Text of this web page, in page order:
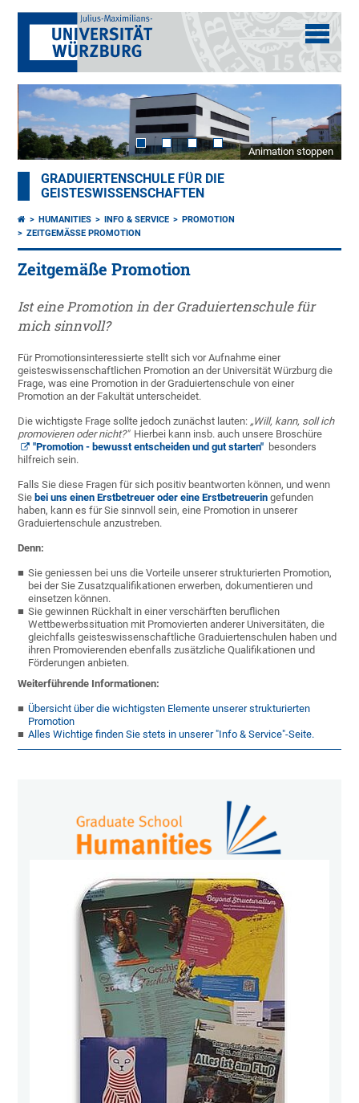
Animation stoppen
GRADUIERTENSCHULE FÜR DIE
GEISTESWISSENSCHAFTEN
HUMANITIES INFO & SERVICE
PROMOTION
ZEITGEMÄSSE PROMOTION
Zeitgemäße Promotion
Ist eine Promotion in der Graduiertenschule für
mich sinnvoll?
Für Promotionsinteressierte stellt sich vor Aufnahme einer
geisteswissenschaftlichen Promotion an der Universität Würzburg die
Frage, was eine Promotion in der Graduiertenschule von einer
Promotion an der Fakultät unterscheidet.
Die wichtigste Frage sollte jedoch zunächst lauten: „Will, kann, soll ich
promovieren oder nicht?"Hierbei kann insb. auch unsere Broschüre
"Promotion - bewusst entscheiden und gut starten" besonders
hilfreich sein.
Falls Sie diese Fragen für sich positiv beantworten können, und wenn
Sie bei uns einen Erstbetreuer oder eine Erstbetreueringefunden
haben, kann es für Sie sinnvoll sein, eine Promotion in unserer
Graduiertenschule anzustreben.
Denn:
Sie geniessen bei uns die Vorteile unserer strukturierten Promotion,
bei der Sie Zusatzqualifikationen erwerben, dokumentieren und
einsetzen können.
Sie gewinnen Rückhalt in einer verschärften beruflichen
Wettbewerbssituation mit Promovierten anderer Universitäten, die
gleichfalls geisteswissenschaftliche Graduiertenschulen haben und
ihren Promovierenden ebenfalls zusätzliche Qualifikationen und
Förderungen anbieten.
Weiterführende Informationen:
Übersicht über die wichtigsten Elemente unserer strukturierten
Promotion
Alles Wichtige finden Sie stets in unserer "Info & Service"-Seite.